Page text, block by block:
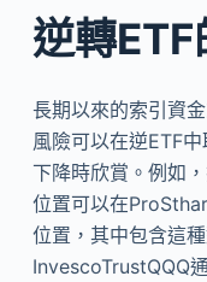
逆轉
長期以來的索引資
風險可以在逆ETF
下降時欣賞。例如
位置可以在
位置，其中包含這
InvescoTrustQQQ